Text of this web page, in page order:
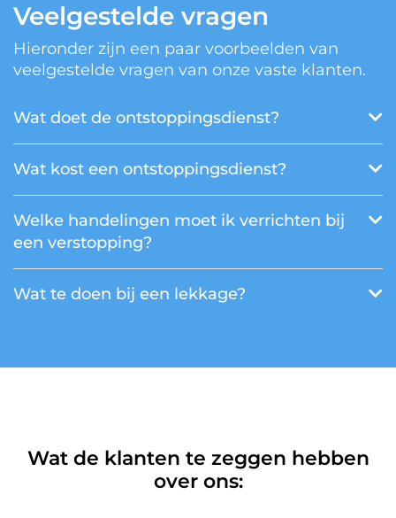
Veelgestelde vragen
Hieronder zijn een paar voorbeelden van
veelgestelde vragen van onze vaste klanten.
Wat doet de ontstoppingsdienst?
Wat kost een ontstoppingsdienst?
Welke handelingen moet ik verrichten bij
een verstopping?
Wat te doen bij een lekkage?
Wat de klanten te zeggen hebben
over ons: